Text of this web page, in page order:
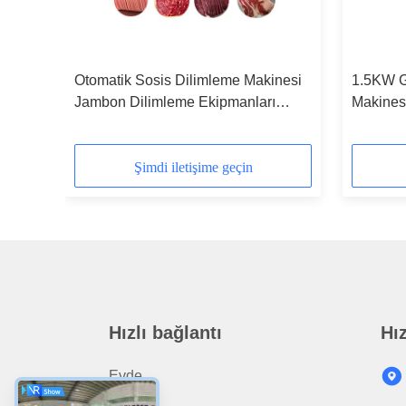
Otomatik Sosis Dilimleme Makinesi
Jambon Dilimleme Ekipmanları
Şimdi iletişime geçin
1.5KW
Hızlı bağlantı
Evde